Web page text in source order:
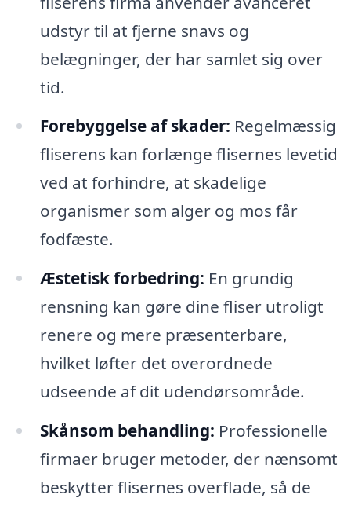
udstyr til at fjerne snavs og
belægninger, der har samlet sig over
tid.
Forebyggelse af skader: Regelmæssig
fliserens kan forlænge flisernes levetid
ved at forhindre, at skadelige
organismer som alger og mos får
fodfæste.
Æstetisk forbedring: En grundig
rensning kan gøre dine fliser utroligt
renere og mere præsenterbare,
hvilket løfter det overordnede
udseende af dit udendørsområde.
Skånsom behandling: Professionelle
firmaer bruger metoder, der nænsomt
beskytter flisernes overflade, så de